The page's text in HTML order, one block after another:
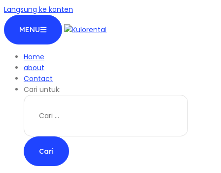
Langsung ke konten
MENU
Home
about
Contact
Cari untuk: